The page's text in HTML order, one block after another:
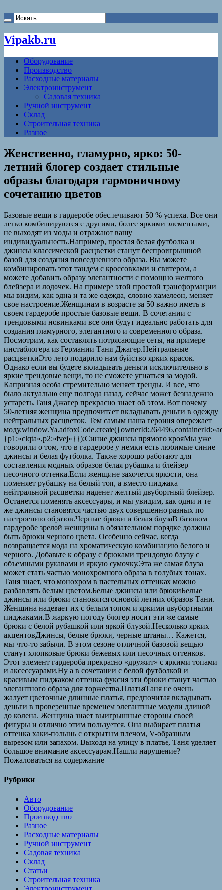
Vipakb.ru
Оборудование
Производство
Расходные материалы
Электроинструмент
Садовая техника
Ручной инструмент
Склад
Строительная техника
Разное
Женственно, гламурно, ярко: 50-
летний блогер создает стильные
образы благодаря гармоничному
сочетанию цветов
Базовые вещи в гардеробе обеспечивают 50 % успеха. Все они
легко комбинируются с другими, более яркими элементами,
не выходят из моды и отражают вашу
индивидуальность.Например, простая белая футболка и
джинсы классической расцветки станут беспроигрышной
базой для создания повседневного образа. Вы можете
комбинировать этот тандем с кроссовками и свитером, а
можете добавить образу элегантности с помощью желтого
блейзера и лодочек. На примере этой простой трансформации
мы видим, как одна и та же одежда, словно хамелеон, меняет
свое настроение.Женщинам в возрасте за 50 важно иметь в
своем гардеробе простые базовые вещи. В сочетании с
трендовыми новинками все они будут идеально работать для
создания гламурного, элегантного и современного образа.
Посмотрим, как составлять потрясающие сеты, на примере
инстаблогера из Германии Тани Джагер.Нейтральные
расцветкиЭто лето подарило нам буйство ярких красок.
Однако если вы будете вкладывать деньги исключительно в
яркие трендовые вещи, то не сможете угнаться за модой.
Капризная особа стремительно меняет тренды. И все, что
было актуально еще полгода назад, сейчас может безнадежно
устареть.Таня Джагер прекрасно знает об этом. Вот почему
50-летняя женщина предпочитает вкладывать деньги в одежду
нейтральных расцветок. Тем самым наша героиня опережает
{p1:»clqta»,p2:»fvej»}});Синие джинсы прямого крояМы уже
говорили о том, что в гардеробе у немки есть любимые синие
джинсы и белая футболка. Также хорошо работают для
составления модных образов белая рубашка и блейзер
песочного оттенка.Если женщине захочется яркости, она
поменяет рубашку на белый топ, а вместо пиджака
нейтральной расцветки наденет желтый двубортный блейзер.
Останется поменять аксессуары, и мы увидим, как одни и те
же джинсы становятся частью двух совершенно разных по
настроению образов.Черные брюки и белая блузаВ базовом
гардеробе зрелой женщины в обязательном порядке должны
быть брюки черного цвета. Особенно сейчас, когда
возвращается мода на хроматическую комбинацию белого и
черного. Добавьте к образу с брюками трендовую блузу с
объемными рукавами и яркую сумочку.Эта же самая блуза
может стать частью монохромного образа в голубых тонах.
Таня знает, что монохром в пастельных оттенках можно
разбавлять белым цветом.Белые джинсы или брюкиБелые
джинсы или брюки становятся основой летних образов Тани.
Женщина надевает их с белым топом и яркими двубортными
пиджаками.В жаркую погоду блогер носит эти же самые
брюки с белой рубашкой или яркой блузой.Несколько ярких
акцентовДжинсы, белые брюки, черные штаны… Кажется,
мы что-то забыли. В этом сезоне отличной базовой вещью
станут хлопковые брюки бежевых или песочных оттенков.
Этот элемент гардероба прекрасно «дружит» с яркими топами
и аксессуарами.Ну а в сочетании с белой футболкой и
красивым пиджаком оттенка фуксия эти брюки станут частью
элегантного образа для торжества.ПлатьяТаня не очень
жалует цветочные длинные платья, предпочитая вкладывать
деньги в проверенные временем элегантные модели длиной
до колена. Женщина знает выигрышные стороны своей
фигуры и отлично этим пользуется. Она выбирает платья
оттенка хаки-полынь с открытым плечом, V-образным
вырезом или запахом. Выходя на улицу в платье, Таня уделяет
большое внимание аксессуарам.Нашли нарушение?
Пожаловаться на содержание
Рубрики
Авто
Оборудование
Производство
Разное
Расходные материалы
Ручной инструмент
Садовая техника
Склад
Статьи
Строительная техника